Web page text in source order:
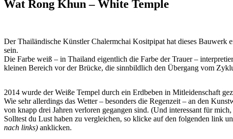
Wat Rong Khun – White Temple
Der Thailändische Künstler Chalermchai Kositpipat hat dieses
sein.
Die Farbe weiß – in Thailand eigentlich die Farbe der Trauer –
kleinen Bereich vor der Brücke, die sinnbildlich den Übergang vom
2014 wurde der Weiße Tempel durch ein Erdbeben in Mitleidenschaft
Wie sehr allerdings das Wetter – besonders die Regenzeit – an den
von knapp drei Jahren verloren gegangen sind. (Und interessant für
Solltest du Lust haben zu vergleichen, so klicke auf den folgenden link
nach links) anklicken.